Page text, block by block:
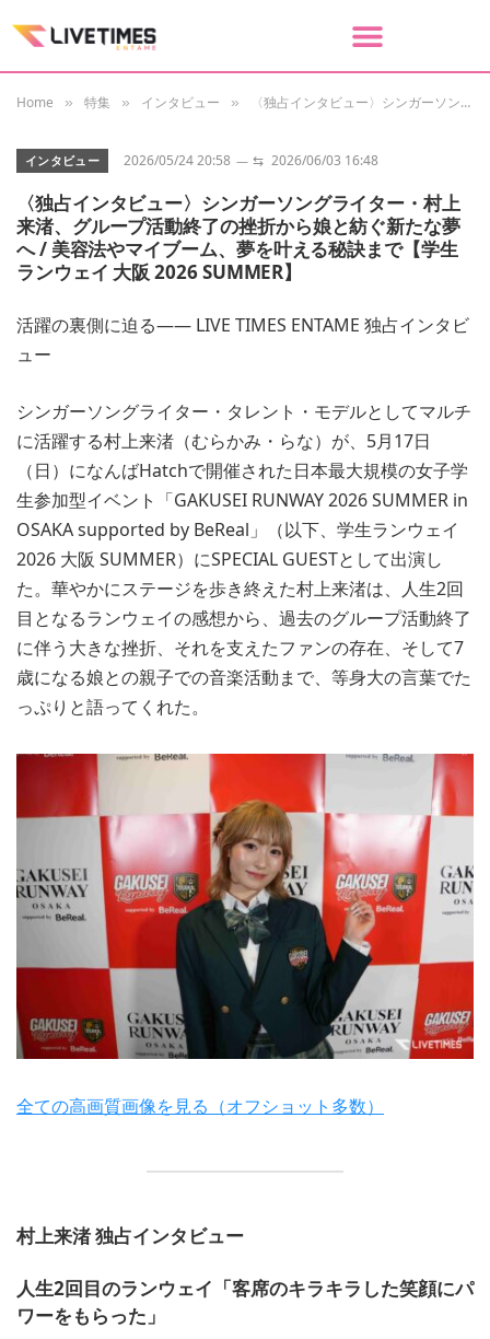
Home » 特集 » インタビュー » 〈独占インタビュー〉シンガーソングライター・村上来渚、グループ活動終了の挫折から娘と紡ぐ新たな夢へ / 美容法やマイブーム、夢を叶える秘訣まで【学生ランウェイ 大阪 2026 SUMMER】
インタビュー 2026/05/24 20:58 ⇆ 2026/06/03 16:48
〈独占インタビュー〉シンガーソングライター・村上
来渚、グループ活動終了の挫折から娘と紡ぐ新たな夢
へ / 美容法やマイブーム、夢を叶える秘訣まで【学生
ランウェイ 大阪 2026 SUMMER】
活躍の裏側に迫る—— LIVE TIMES ENTAME 独占インタビ
ュー
シンガーソングライター・タレント・モデルとしてマルチ
に活躍する村上来渚（むらかみ・らな）が、5月17日
（日）になんばHatchで開催された日本最大規模の女子学
生参加型イベント「GAKUSEI RUNWAY 2026 SUMMER in
OSAKA supported by BeReal」（以下、学生ランウェイ
2026 大阪 SUMMER）にSPECIAL GUESTとして出演し
た。華やかにステージを歩き終えた村上来渚は、人生2回
目となるランウェイの感想から、過去のグループ活動終了
に伴う大きな挫折、それを支えたファンの存在、そして7
歳になる娘との親子での音楽活動まで、等身大の言葉でた
っぷりと語ってくれた。
全ての高画質画像を見る（オフショット多数）
村上来渚 独占インタビュー
人生2回目のランウェイ「客席のキラキラした笑顔にパ
ワーをもらった」